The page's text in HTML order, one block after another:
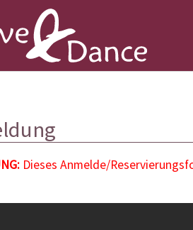
Dieses Anmelde/